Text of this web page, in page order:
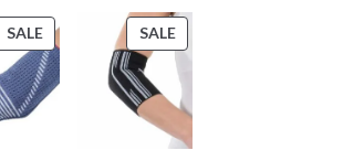
SALEPRODUCT
ON
SALE
SALEPRODUCT
ON
SALE